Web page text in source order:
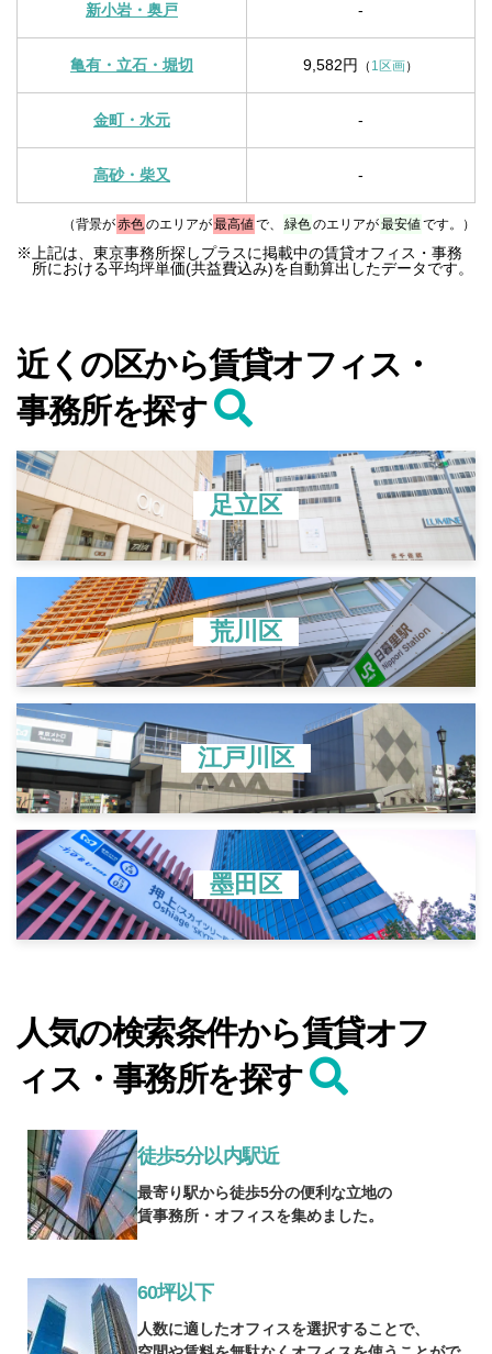
新小岩・奥戸 -
亀有・立石・堀切 9,582円 （ 1区画）
金町・水元 -
高砂・柴又 -
（背景が赤色のエリアが最高値で、 緑色のエリアが最安値です。）
※上記は、東京事務所探しプラスに掲載中の賃貸オフィス・事務
所における平均坪単価(共益費込み)を自動算出したデータです。
近くの区から賃貸オフィス・
事務所を探す
足立区
荒川区
江戸川区
墨田区
人気の検索条件から賃貸オフ
ィス・事務所を探す
徒歩5分以内駅近
最寄り駅から徒歩5分の便利な立地の
賃事務所・オフィスを集めました。
60坪以下
人数に適したオフィスを選択することで、